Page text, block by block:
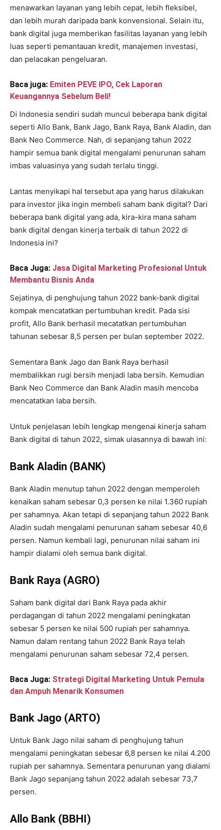
menawarkan layanan yang lebih cepat, lebih fleksibel,
dan lebih murah daripada bank konvensional. Selain itu,
bank digital juga memberikan fasilitas layanan yang lebih
luas seperti pemantauan kredit, manajemen investasi,
dan pelacakan pengeluaran.
Baca juga: Emiten PEVE IPO, Cek Laporan
Keuangannya Sebelum Beli!
Di Indonesia sendiri sudah muncul beberapa bank digital
seperti Allo Bank, Bank Jago, Bank Raya, Bank Aladin, dan
Bank Neo Commerce. Nah, di sepanjang tahun 2022
hampir semua bank digital mengalami penurunan saham
imbas valuasinya yang sudah terlalu tinggi.
Lantas menyikapi hal tersebut apa yang harus dilakukan
para investor jika ingin membeli saham bank digital? Dari
beberapa bank digital yang ada, kira-kira mana saham
bank digital dengan kinerja terbaik di tahun 2022 di
Indonesia ini?
Baca Juga: Jasa Digital Marketing Profesional Untuk
Membantu Bisnis Anda
Sejatinya, di penghujung tahun 2022 bank-bank digital
kompak mencatatkan pertumbuhan kredit. Pada sisi
profit, Allo Bank berhasil mecatatkan pertumbuhan
tahunan sebesar 8,5 persen per bulan september 2022.
Sementara Bank Jago dan Bank Raya berhasil
membalikkan rugi bersih menjadi laba bersih. Kemudian
Bank Neo Commerce dan Bank Aladin masih mencoba
mencatatkan laba bersih.
Untuk penjelasan lebih lengkap mengenai kinerja saham
Bank digital di tahun 2022, simak ulasannya di bawah ini:
Bank Aladin (BANK)
Bank Aladin menutup tahun 2022 dengan memperoleh
kenaikan saham sebesar 0,3 persen ke nilai 1.360 rupiah
per sahamnya. Akan tetapi di sepanjang tahun 2022 Bank
Aladin sudah mengalami penurunan saham sebesar 40,6
persen. Namun kembali lagi, penurunan nilai saham ini
hampir dialami oleh semua bank digital.
Bank Raya (AGRO)
Saham bank digital dari Bank Raya pada akhir
perdagangan di tahun 2022 mengalami peningkatan
sebesar 5 persen ke nilai 500 rupiah per sahamnya.
Namun dalam rentang tahun 2022 Bank Raya telah
mengalami penurunan saham sebesar 72,4 persen.
Baca Juga: Strategi Digital Marketing Untuk Pemula
dan Ampuh Menarik Konsumen
Bank Jago (ARTO)
Untuk Bank Jago nilai saham di penghujung tahun
mengalami peningkatan sebesar 6,8 persen ke nilai 4.200
rupiah per sahamnya. Sementara penurunan yang dialami
Bank Jago sepanjang tahun 2022 adalah sebesar 73,7
persen.
Allo Bank (BBHI)